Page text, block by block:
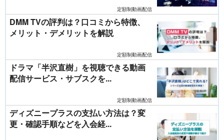
定額制動画配信
DMM TVの評判は？口コミから特徴、
メリット・デメリットを解説
定額制動画配信
ドラマ「半沢直樹」を視聴できる動画
配信サービス・サブスクを...
定額制動画配信
ディズニープラスの支払い方法は？変
更・確認手順などを入会経...